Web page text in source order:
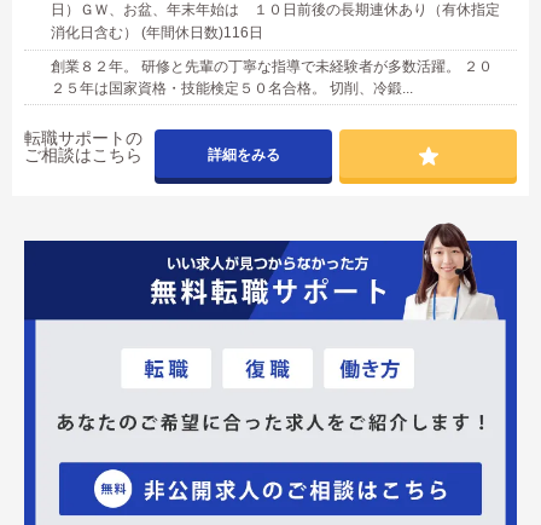
日）ＧＷ、お盆、年末年始は １０日前後の長期連休あり（有休指定
消化日含む） (年間休日数)116日
創業８２年。 研修と先輩の丁寧な指導で未経験者が多数活躍。 ２０
２５年は国家資格・技能検定５０名合格。 切削、冷鍛...
転職サポートの
ご相談はこちら
詳細をみる